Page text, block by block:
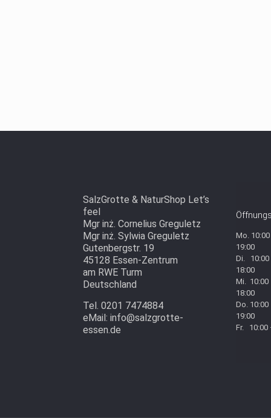
SalzGrotte & NaturShop Let’s
feel
Mgr inż. Cornelius Greguletz
Mgr inż. Sylwia Greguletz
Gutenbergstr. 19
45128 Essen-Zentrum
am RWE Turm
Deutschland
Tel. 0201 7474884
eMail: info@salzgrotte-
essen.de
Mo.
19:00
Di. 10:00
18:00
Mi. 10:00
18:00
Do.
19:00
Fr. 10:00